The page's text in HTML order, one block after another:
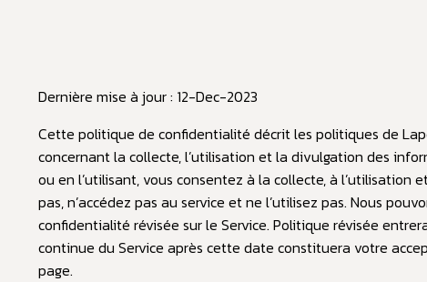
Dernière mise à jour : 12-Dec-2023
Cette politique de confidentialité décrit les politiques de
concernant la collecte, l’utilisation et la divulgation des
ou en l’utilisant, vous consentez à la collecte, à
pas, n’accédez pas au service et ne l’utilisez pas. Nous
confidentialité révisée sur le Service. Politique révisée
continue du Service après cette date constituera votre
page.